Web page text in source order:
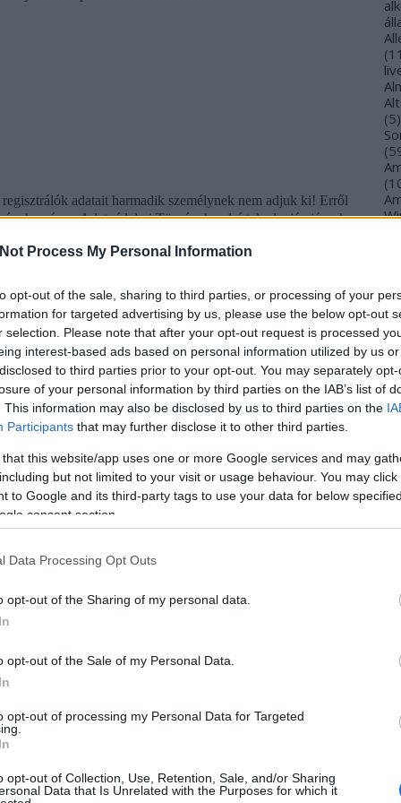
Process My Personal Information
opt-out of the sale, sharing to third parties, or processing of your
for targeted advertising by us, please use the below opt-out
selection. Please note that after your opt-out request is processed
interest-based ads based on personal information utilized by us
to third parties prior to your opt-out. You may separately
of your personal information by third parties on the IAB’s list of
This information may also be disclosed by us to third parties on the
Participants that may further disclose it to other third parties.
that this website/app uses one or more Google services and may
but not limited to your visit or usage behaviour. You may
to Google and its third-party tags to use your data for below
consent section.
Data Processing Opt Outs
opt-out of the Sharing of my personal data.
opt-out of the Sale of my Personal Data.
opt-out of processing my Personal Data for Targeted
opt-out of Collection, Use, Retention, Sale, and/or Sharing
Data that Is Unrelated with the Purposes for which it
adatait harmadik személynek nem adjuk ki! Erről
és az Adatvédelmi Törvényben leírtak alapján járunk
és a mi vállunkat terheli.
reserved!
Szabályzat!
a Facebook-on, Instagram-on, weboldalon és a
vevőktől.
kitöltésén kívül egyéb adatokat semmilyen módon
személyes adatokat a FemMeZin kizárólagosan a
fel.
adatokat kizárólag az ott megjelölt célra használja fel, és
- webshop-os vásárlás postai úton történő teljesítése
(11
(5)
(
(